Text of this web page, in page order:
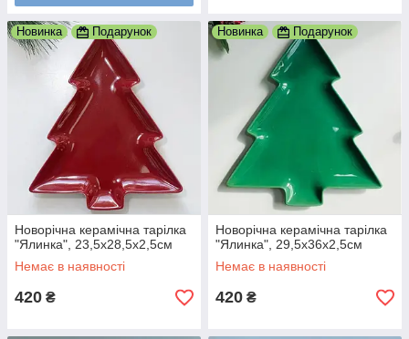
Новинка Подарунок
Новорічна керамічна тарілка
"Ялинка", 23,5x28,5x2,5см
Немає в наявності
420 ₴
Новинка Подарунок
Новорічна керамічна тарілка
"Ялинка", 29,5x36x2,5см
Немає в наявності
420 ₴